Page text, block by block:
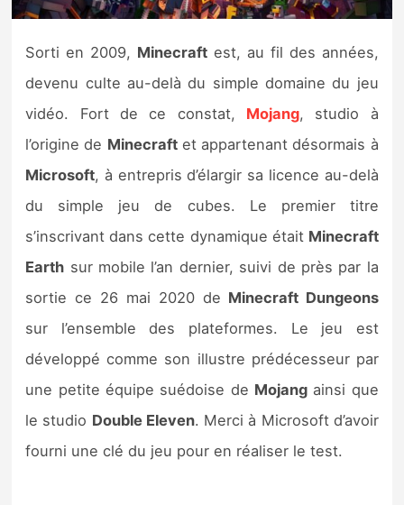
Tests et previews
Tests de jeux
Tests d’accessoires
Autres tests
Previews
Précommandes
Précommandes jeux Switch 2
Sorties de jeux
Bons plans
Guides
Sorti en 2009, Minecraft est, au fil des années,
devenu culte au-delà du simple domaine du jeu
vidéo. Fort de ce constat, Mojang, studio à
l’origine de Minecraftet appartenant désormais à
Microsoft, à entrepris d’élargir sa licence au-delà
du simple jeu de cubes. Le premier titre
s’inscrivant dans cette dynamique était Minecraft
Earth sur mobile l’an dernier, suivi de près par la
sortie ce 26 mai 2020 de Minecraft Dungeons
sur l’ensemble des plateformes. Le jeu est
développé comme son illustre prédécesseur par
une petite équipe suédoise de Mojang ainsi que
le studio Double Eleven. Merci à Microsoft d’avoir
fourni une clé du jeu pour en réaliser le test.